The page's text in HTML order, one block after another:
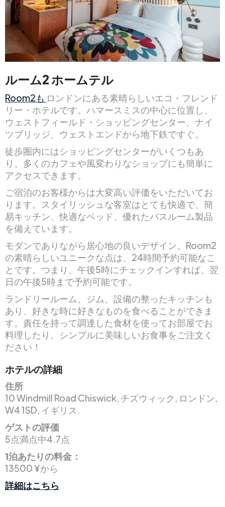
ルーム2 ホームテル
Room2も ロンドンにある素晴らしいエコ・フレンド
リー・ホテルです。ハマースミスの中心に位置し、
ウェストフィールド・ショッピングセンター、ナイ
ツブリッジ、ウェストエンドから地下鉄ですぐ。
徒歩圏内にはショッピングセンターがいくつもあ
り、多くのカフェや風変わりなショップにも簡単に
アクセスできます。
ご宿泊のお客様からは大変高い評価をいただいてお
ります。スタイリッシュな客室はとても快適で、簡
易キッチン、快適なベッド、優れたバスルーム製品
を備えています。
モダンでありながら居心地の良いデザイン。Room2
の素晴らしいユニークな点は、24時間予約可能なこ
とです。つまり、午後5時にチェックインすれば、翌
日の午後5時まで予約可能です。
ランドリールーム、ジム、設備の整ったキッチンも
あり、好きな時に好きなものを食べることができま
す。責任を持って調達した食材を使ってお部屋でお
料理したり、シンプルに美味しいお食事をご注文く
ださい！
ホテルの詳細
住所
10 Windmill Road Chiswick, チズウィック, ロンドン,
W4 1SD, イギリス.
ゲストの評価
5点満点中4.7点
1泊あたりの料金：
13500 ¥から
詳細はこちら